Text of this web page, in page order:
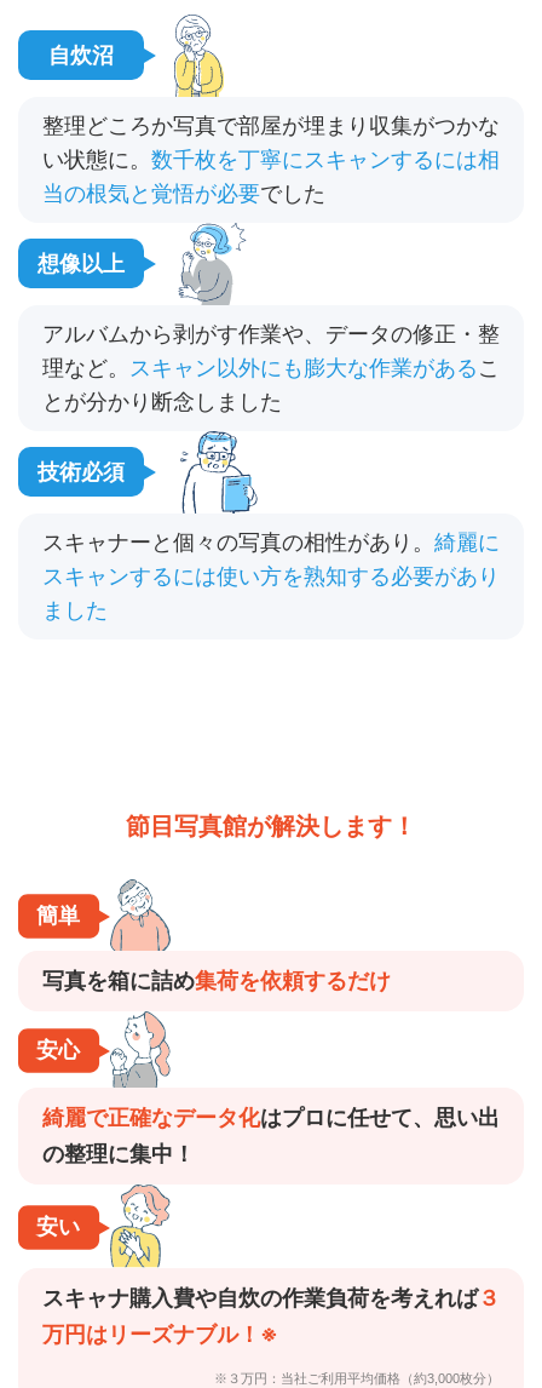
自炊沼
整理どころか写真で部屋が埋まり収集がつかな
い状態に。 数千枚を丁寧にスキャンするには相
当の根気と覚悟が必要でした
想像以上
アルバムから剥がす作業や、データの修正・整
理など。
スキャン以外にも膨大な作業があるこ
とが分かり断念しました
技術必須
スキャナーと個々の写真の相性があり。 綺麗に
スキャンするには使い方を熟知する必要があり
ました
節目写真館が解決します！
簡単
写真を箱に詰め集荷を依頼するだけ
安心
綺麗で正確なデータ化はプロに任せて、思い出
の整理に集中！
安い
スキャナ購入費や自炊の作業負荷を考えれば３
万円はリーズナブル！※
※３万円：当社ご利用平均価格（約3,000枚分）